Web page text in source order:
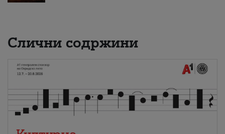
Слични содржини